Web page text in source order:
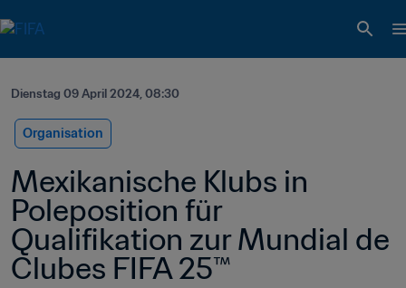
Dienstag 09 April 2024, 08:30
Organisation
Mexikanische Klubs in
Poleposition für
Qualifikation zur Mundial de
Clubes FIFA 25™